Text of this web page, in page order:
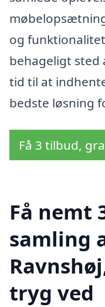
og
behageligt sted
tid til at
bedste løsning
Få 3 tilbud,
Få nemt
samling
tryg ved